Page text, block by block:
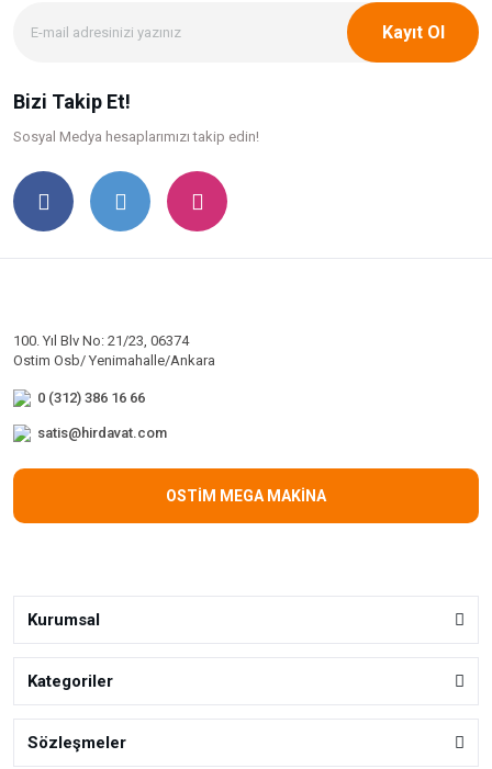
Kayıt Ol
Bizi Takip Et!
Sosyal Medya hesaplarımızı takip edin!
100. Yıl Blv No: 21/23, 06374
Ostim Osb/ Yenimahalle/Ankara
0 (312) 386 16 66
satis@hirdavat.com
OSTİM MEGA MAKİNA
Kurumsal
Kategoriler
Sözleşmeler